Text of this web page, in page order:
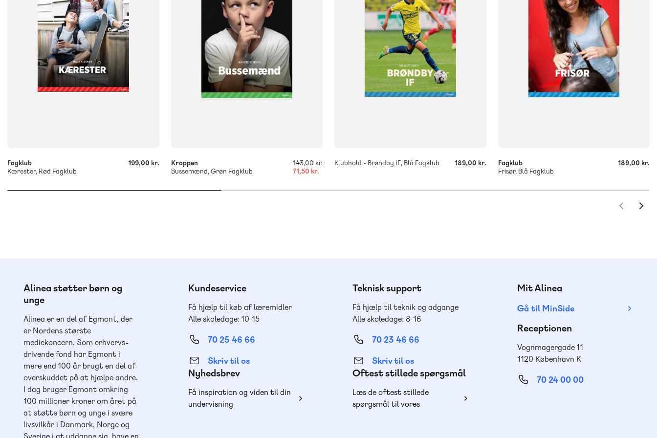
Flergangsbog
9788723546036
Fagklub
Kærester, Rød Fagklub
199,00 kr.
9788723546166
Kroppen
Bussemænd, Grøn Fagklub
71,50 kr.
143,00 kr.
9788723548443
Klubhold - Brøndby IF, Blå Fagklub 189,00 kr.
9788723551542
Fagklub
Frisør, Blå Fagklub
189,00 kr.
Alinea støtter børn og
unge
Alinea er en del af Egmont, der
er Nordens største
mediekoncern. Som erhvervs-
drivende fond har Egmont i
mere end 100 år brugt en del af
overskuddet på at hjælpe andre.
I dag bruger Egmont omkring
100 millioner kroner om året på
at støtte børn og unge i svære
livsvilkår i Danmark, Norge og
Kundeservice
Få hjælp til køb af læremidler
Alle skoledage: 10-15
70 25 46 66
Skriv til os
Nyhedsbrev
Få inspiration og viden til din
undervisning
Teknisk support
Få hjælp til teknik og adgange
Alle skoledage: 8-16
70 23 46 66
Skriv til os
Oftest stillede spørgsmål
Læs de oftest stillede
spørgsmål til vores
Mit Alinea
Gå til MinSide
Receptionen
Vognmagergade 11
1120 København K
70 24 00 00